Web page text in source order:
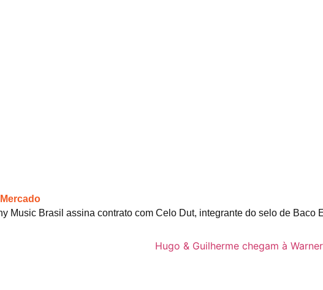
Music Brasil assina contrato com Celo Dut, integrante do selo de Baco